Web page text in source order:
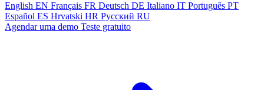
English EN Français FR Deutsch DE Italiano IT Português PT
Español ES Hrvatski HR Русский RU
Agendar uma demo Teste gratuito